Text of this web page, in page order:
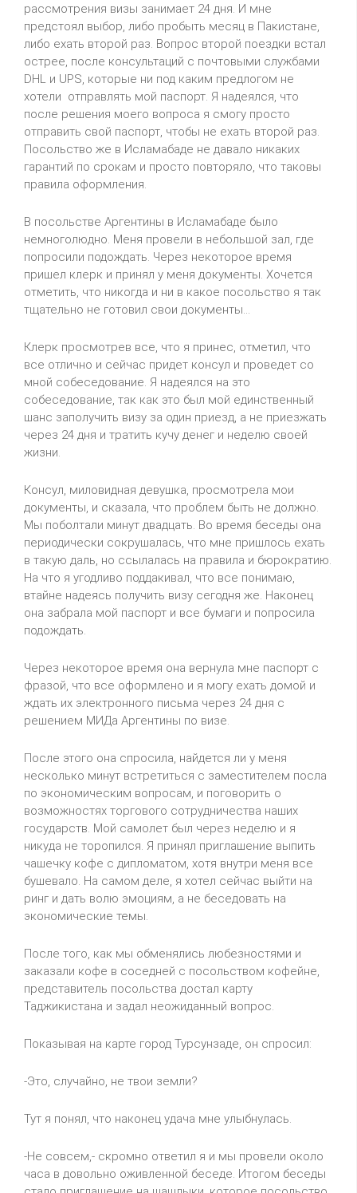
рассмотрения визы занимает 24 дня. И мне
предстоял выбор, либо пробыть месяц в Пакистане,
либо ехать второй раз. Вопрос второй поездки встал
острее, после консультаций с почтовыми службами
DHL и UPS, которые ни под каким предлогом не
хотели отправлять мой паспорт. Я надеялся, что
после решения моего вопроса я смогу просто
отправить свой паспорт, чтобы не ехать второй раз.
Посольство же в Исламабаде не давало никаких
гарантий по срокам и просто повторяло, что таковы
правила оформления.
В посольстве Аргентины в Исламабаде было
немноголюдно. Меня провели в небольшой зал, где
попросили подождать. Через некоторое время
пришел клерк и принял у меня документы. Хочется
отметить, что никогда и ни в какое посольство я так
тщательно не готовил свои документы…
Клерк просмотрев все, что я принес, отметил, что
все отлично и сейчас придет консул и проведет со
мной собеседование. Я надеялся на это
собеседование, так как это был мой единственный
шанс заполучить визу за один приезд, а не приезжать
через 24 дня и тратить кучу денег и неделю своей
жизни.
Консул, миловидная девушка, просмотрела мои
документы, и сказала, что проблем быть не должно.
Мы поболтали минут двадцать. Во время беседы она
периодически сокрушалась, что мне пришлось ехать
в такую даль, но ссылалась на правила и бюрократию.
На что я угодливо поддакивал, что все понимаю,
втайне надеясь получить визу сегодня же. Наконец
она забрала мой паспорт и все бумаги и попросила
подождать.
Через некоторое время она вернула мне паспорт с
фразой, что все оформлено и я могу ехать домой и
ждать их электронного письма через 24 дня с
решением МИДа Аргентины по визе.
После этого она спросила, найдется ли у меня
несколько минут встретиться с заместителем посла
по экономическим вопросам, и поговорить о
возможностях торгового сотрудничества наших
государств. Мой самолет был через неделю и я
никуда не торопился. Я принял приглашение выпить
чашечку кофе с дипломатом, хотя внутри меня все
бушевало. На самом деле, я хотел сейчас выйти на
ринг и дать волю эмоциям, а не беседовать на
экономические темы.
После того, как мы обменялись любезностями и
заказали кофе в соседней с посольством кофейне,
представитель посольства достал карту
Таджикистана и задал неожиданный вопрос.
Показывая на карте город Турсунзаде, он спросил:
-Это, случайно, не твои земли?
Тут я понял, что наконец удача мне улыбнулась.
-Не совсем,- скромно ответил я и мы провели около
часа в довольно оживленной беседе. Итогом беседы